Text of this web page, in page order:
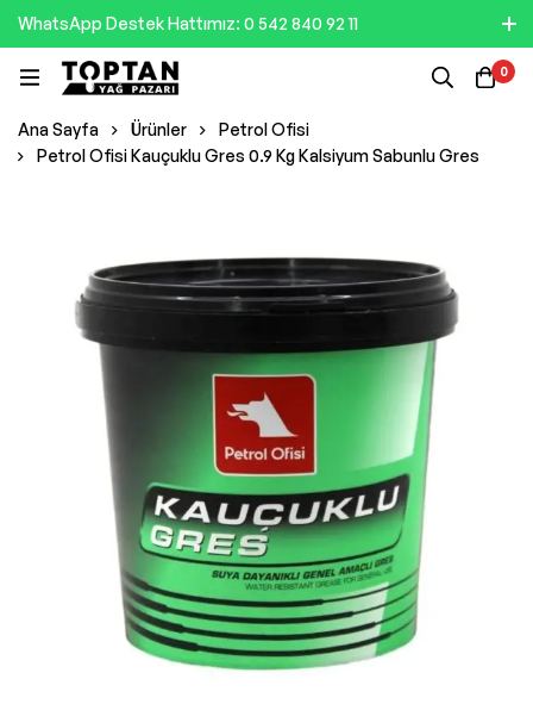
WhatsApp Destek Hattımız: 0 542 840 92 11
0
Ana Sayfa Ürünler
Petrol Ofisi
Petrol Ofisi Kauçuklu Gres 0.9 Kg Kalsiyum Sabunlu Gres